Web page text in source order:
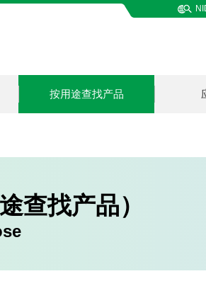
按用途查找产品
查找产品）